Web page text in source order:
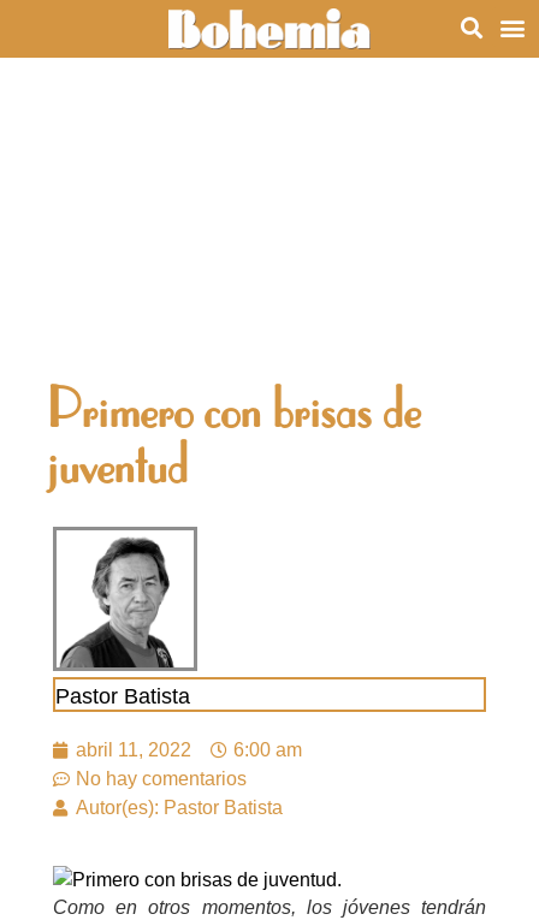
Primero con brisas de
juventud
Pastor Batista
abril 11, 2022
6:00 am
No hay comentarios
Autor(es): Pastor Batista
Como en otros momentos, los jóvenes tendrán